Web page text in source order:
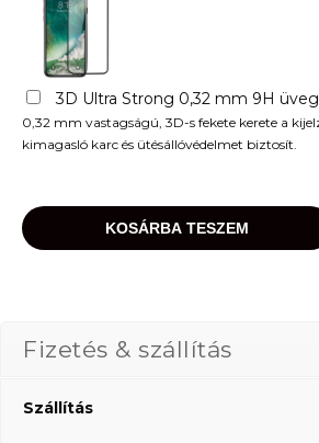
3D Ultra Strong 0,32 mm 9H
0,32 mm vastagságú, 3D-s fekete kerete a
kimagasló karc és ütésállóvédelmet biztosít.
KOSÁRBA TESZEM
Fizetés & szállítás
Szállítás